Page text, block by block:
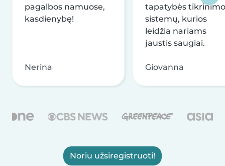
pagalbos namuose,
kasdienybę!
Nerina
tapatybės tikrinimo
sistemų, kurios
leidžia nariams
jaustis saugiai.
Giovanna
Noriu užsiregistruoti!